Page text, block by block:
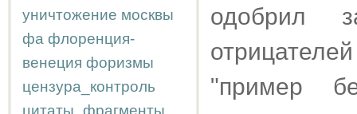
уничтожение москвы
фа флоренция-
венеция форизмы
цензура_контроль
цитаты_фрагменты
одобрил
"пример